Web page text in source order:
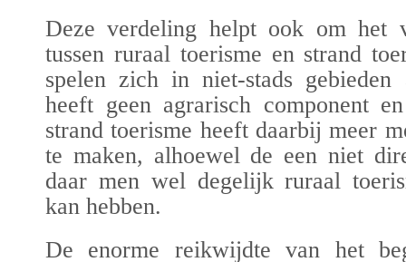
Deze verdeling helpt ook om het
tussen ruraal toerisme en strand
spelen zich in niet-stads
heeft geen agrarisch component
strand toerisme heeft daarbij meer
te maken, alhoewel de een niet
daar men wel degelijk ruraal
kan hebben.
De enorme reikwijdte van het